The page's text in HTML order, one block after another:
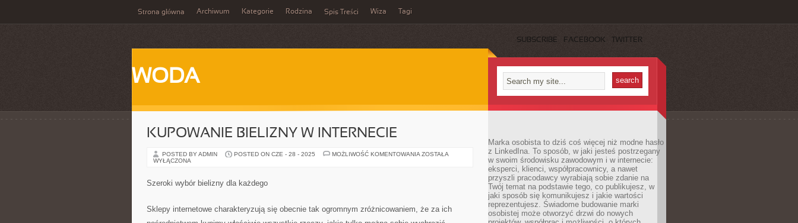
Strona główna Archiwum Kategorie Rodzina Spis Treści Wiza Tagi
SUBSCRIBE FACEBOOK TWITTER
WODA
KUPOWANIE BIELIZNY W INTERNECIE
POSTED BY ADMIN POSTED ON CZE - 28 - 2025 MOŻLIWOŚĆ KOMENTOWANIA KUPOWANIE
ZOSTAŁA
WYŁĄCZONA
Szeroki wybór bielizny dla każdego
Sklepy internetowe charakteryzują się obecnie tak ogromnym zróżnicowaniem, że za ich
Marka osobista to dziś coś więcej niż modne hasło
z LinkedIna. To sposób, w jaki jesteś postrzegany
w swoim środowisku zawodowym i w internecie:
eksperci, klienci, współpracownicy, a nawet
przyszli pracodawcy wyrabiają sobie zdanie na
Twój temat na podstawie tego, co publikujesz, w
jaki sposób się komunikujesz i jakie wartości
reprezentujesz. Świadome budowanie marki
osobistej może otworzyć drzwi do nowych